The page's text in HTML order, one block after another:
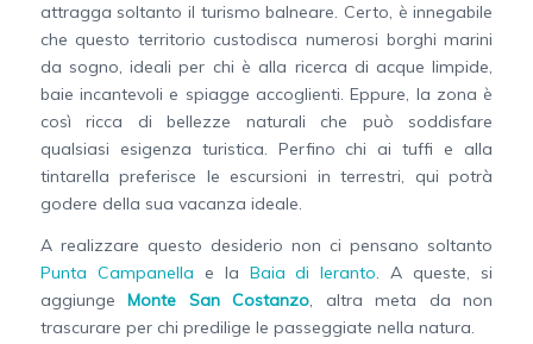
attragga soltanto il turismo balneare. Certo, è innegabile
che questo territorio custodisca numerosi borghi marini
da sogno, ideali per chi è alla ricerca di acque limpide,
baie incantevoli e spiagge accoglienti. Eppure, la zona è
così ricca di bellezze naturali che può soddisfare
qualsiasi esigenza turistica. Perfino chi ai tuffi e alla
tintarella preferisce le escursioni in terrestri, qui potrà
godere della sua vacanza ideale.
A realizzare questo desiderio non ci pensano soltanto
Punta Campanella e la Baia di Ieranto. A queste, si
aggiungeMonte San Costanzo, altra meta da non
trascurare per chi predilige le passeggiate nella natura.